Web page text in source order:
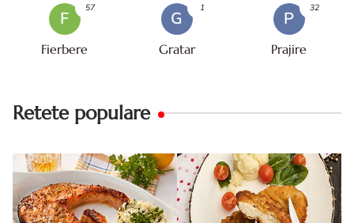
F
Fierbere
57
G
Gratar
1
P
Prajire
32
Retete populare